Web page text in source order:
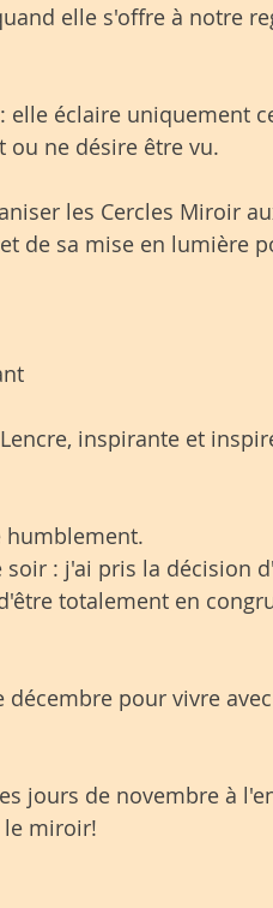
elle s'offre à notre
elle éclaire uniquement
ou ne désire être vu.
les Cercles Miroir
de sa mise en lumière
inspirante et
humblement.
: j'ai pris la décision
totalement en
pour vivre
jours de novembre à
le miroir!